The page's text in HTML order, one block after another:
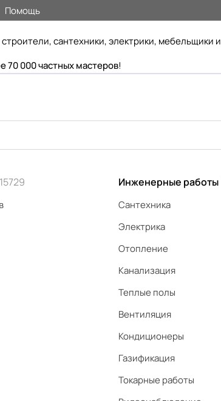
Помощь
сантехники, электрики, мебельщики и
70 000 частных мастеров!
15729 Инженерные работы
Сантехника
Электрика
Отопление
Канализация
Теплые полы
Вентиляция
Кондиционеры
Газификация
Токарные работы